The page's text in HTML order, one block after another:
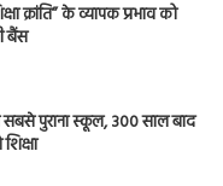
क्रांति” के व्यापक प्रभाव को
बैंस
पुराना स्कूल, 300 साल बाद